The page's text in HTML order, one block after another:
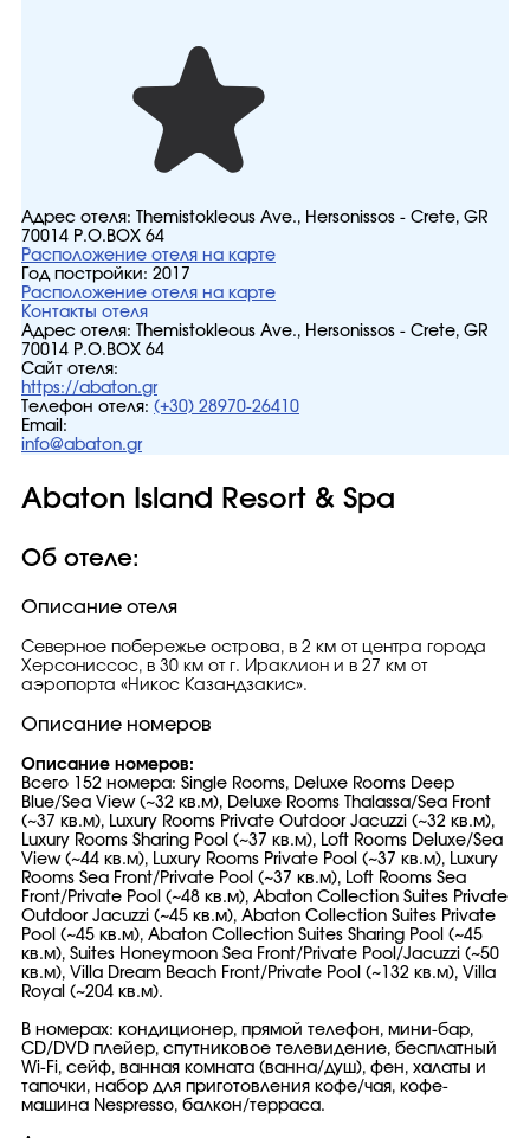
Адрес отеля:
Themistokleous Ave., Hersonissos - Crete, GR
70014 P.O.BOX 64
Расположение отеля на карте
Год постройки: 2017
Расположение отеля на карте
Контакты отеля
Адрес отеля:
Themistokleous Ave., Hersonissos - Crete, GR
70014 P.O.BOX 64
Сайт отеля:
https://abaton.gr
Телефон отеля: (+30) 28970-26410
Email:
info@abaton.gr
Abaton Island Resort & Spa
Об отеле:
Описание отеля
Северное побережье острова, в 2 км от центра города
Херсониссос, в 30 км от г. Ираклион и в 27 км от
аэропорта «Никос Казандзакис».
Описание номеров
Описание номеров:
Всего 152 номера: Single Rooms, Deluxe Rooms Deep
Blue/Sea View (~32 кв.м), Deluxe Rooms Thalassa/Sea Front
(~37 кв.м), Luxury Rooms Private Outdoor Jacuzzi (~32 кв.м),
Luxury Rooms Sharing Pool (~37 кв.м), Loft Rooms Deluxe/Sea
View (~44 кв.м), Luxury Rooms Private Pool (~37 кв.м), Luxury
Rooms Sea Front/Private Pool (~37 кв.м), Loft Rooms Sea
Front/Private Pool (~48 кв.м), Abaton Collection Suites Private
Outdoor Jacuzzi (~45 кв.м), Abaton Collection Suites Private
Pool (~45 кв.м), Abaton Collection Suites Sharing Pool (~45
кв.м), Suites Honeymoon Sea Front/Private Pool/Jacuzzi (~50
кв.м), Villa Dream Beach Front/Private Pool (~132 кв.м), Villa
Royal (~204 кв.м).
В номерах: кондиционер, прямой телефон, мини-бар,
CD/DVD плейер, спутниковое телевидение, бесплатный
Wi-Fi, сейф, ванная комната (ванна/душ), фен, халаты и
тапочки, набор для приготовления кофе/чая, кофе-
машина Nespresso, балкон/терраса.